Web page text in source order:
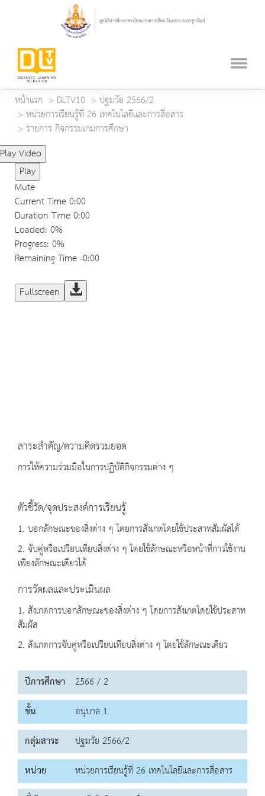
หน้าแรก DLTV10
ปฐมวัย 2566/2
หน่วยการเรียนรู้ที่ 26 เทคโนโลยีและการสื่อสาร
รายการ กิจกรรมเกมการศึกษา
Play Video
Play
Mute
Current Time0:00
Duration Time0:00
Loaded: 0%
Progress: 0%
Remaining Time-0:00
Fullscreen
สาระสำคัญ/ความคิดรวมยอด
การให้ความร่วมมือในการปฏิบัติกิจกรรมต่าง ๆ
ตัวชี้วัด/จุดประสงค์การเรียนรู้
1. บอกลักษณะของสิ่งต่าง ๆ โดยการสังเกตโดยใช้ประสาทสัมผัสได้
2. จับคู่หรือเปรียบเทียบสิ่งต่าง ๆ โดยใช้ลักษณะหรือหน้าที่การใช้งาน
เพียงลักษณะเดียวได้
การวัดผลและประเมินผล
1. สังเกตการบอกลักษณะของสิ่งต่าง ๆ โดยการสังเกตโดยใช้ประสาท
สัมผัส
2. สังเกตการจับคู่หรือเปรียบเทียบสิ่งต่าง ๆ โดยใช้ลักษณะเดียว
ปีการศึกษา 2566 / 2
ชั้น
อนุบาล 1
กลุ่มสาระ
ปฐมวัย 2566/2
หน่วย
หน่วยการเรียนรู้ที่ 26 เทคโนโลยีและการสื่อสาร